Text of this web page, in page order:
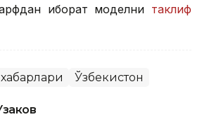
иборат моделни таклиф
Ўзбекистон